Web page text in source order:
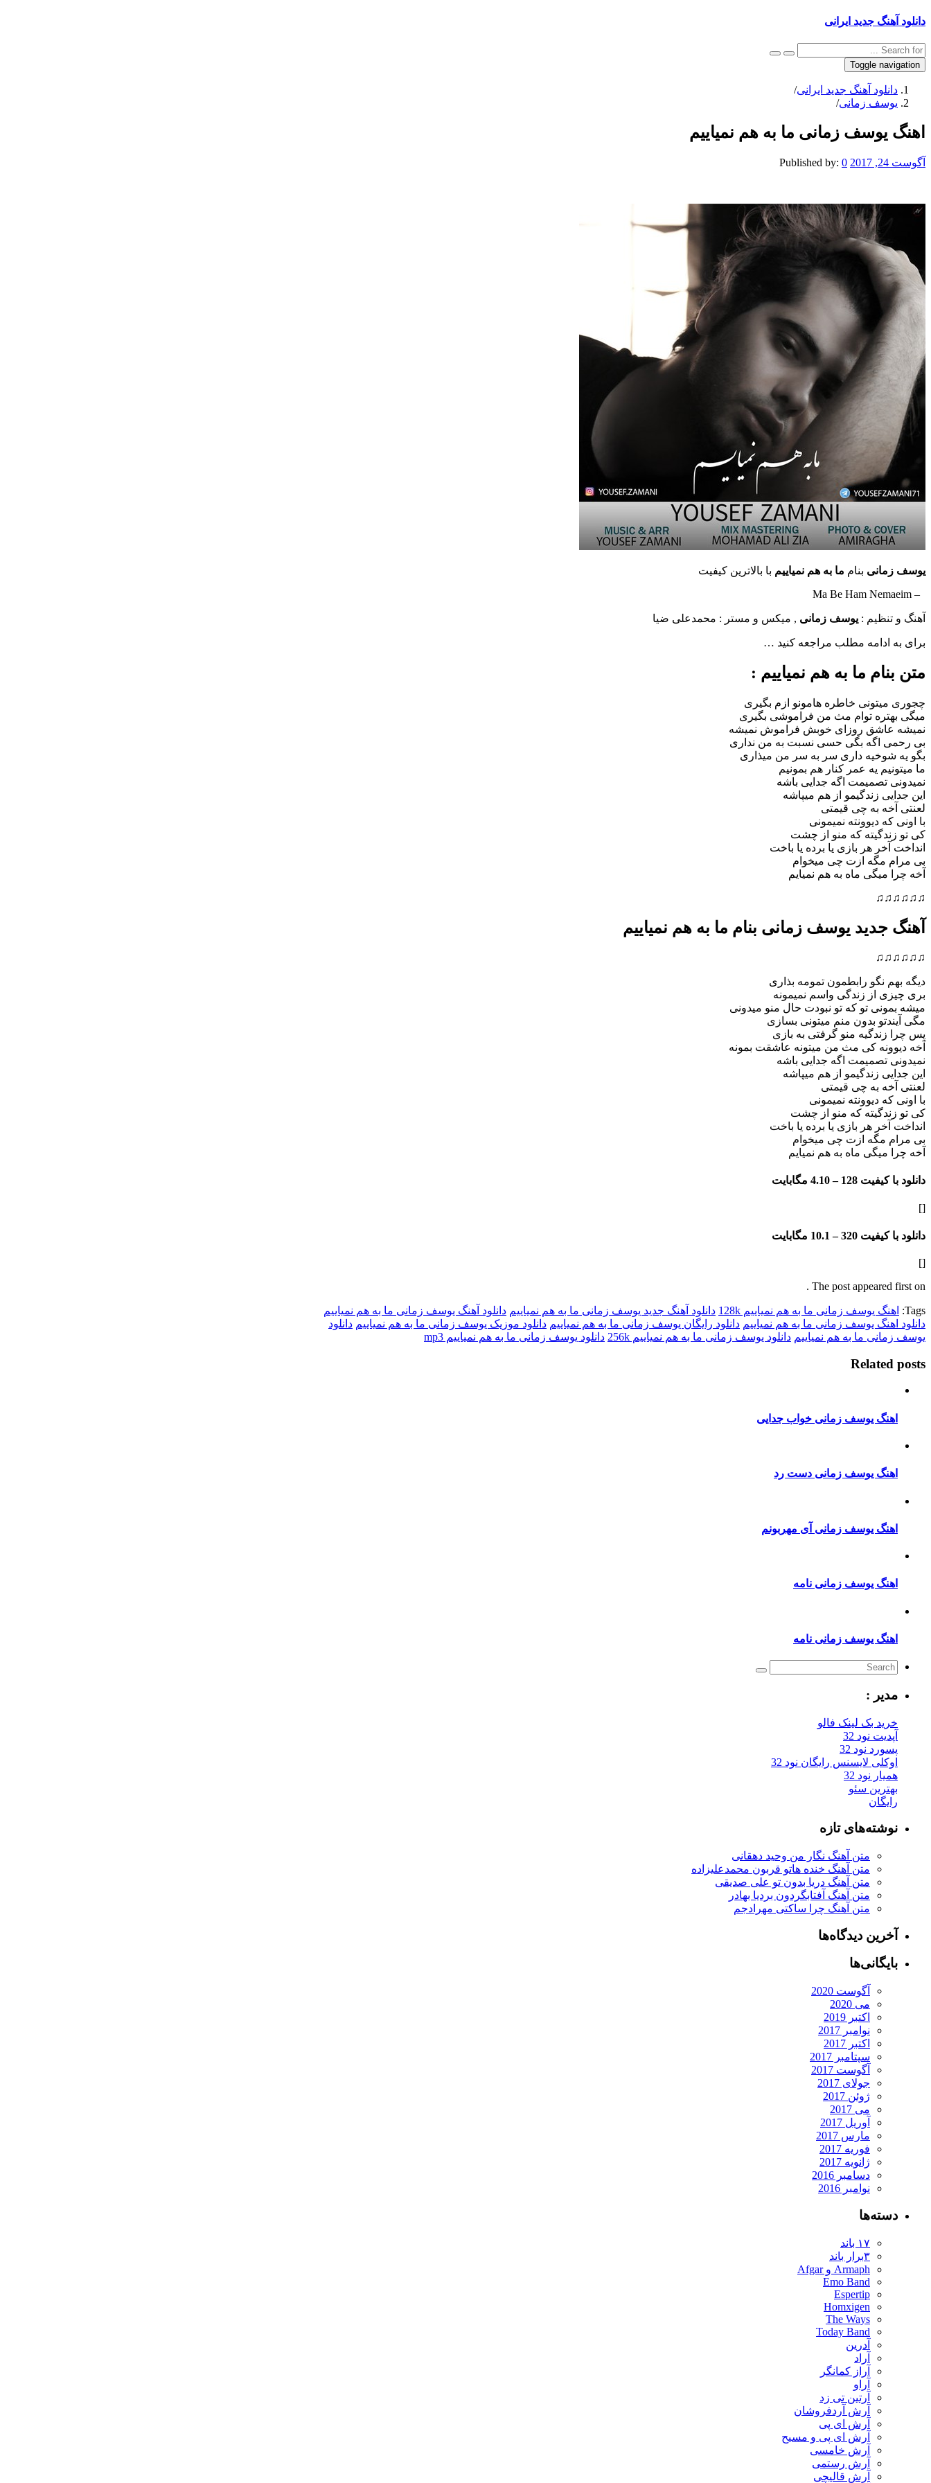
دانلود آهنگ جدید ایرانی
Toggle navigation
دانلود آهنگ جدید ایرانی/
یوسف زمانی/
اهنگ یوسف زمانی ما به هم نمیاییم
آگوست 24, 2017 Published by: 0
یوسف زمانی بنام ما به هم نمیاییم با بالاترین کیفیت
– Ma Be Ham Nemaeim
آهنگ و تنظیم : یوسف زمانی , میکس و مستر : محمدعلی ضیا
برای به ادامه مطلب مراجعه کنید …
متن بنام ما به هم نمیاییم :
چجوری میتونی خاطره هامونو ازم بگیری
میگی بهتره توام مث من فراموشی بگیری
نمیشه عاشق روزای خوبش فراموش نمیشه
بی رحمی اگه بگی حسی نسبت به من نداری
بگو یه شوخیه داری سر به سر من میذاری
ما میتونیم یه عمر کنار هم بمونیم
نمیدونی تصمیمت اگه جدایی باشه
این جدایی زندگیمو از هم میپاشه
لعنتی آخه به چی قیمتی
با اونی که دیوونته نمیمونی
کی تو زندگیته که منو از چشت
انداخت آخر هر بازی یا برده یا باخت
بی مرام مگه ازت چی میخوام
آخه چرا میگی ماه به هم نمیایم
♫♫♫♫♫♫
آهنگ جدید یوسف زمانی بنام ما به هم نمیاییم
♫♫♫♫♫♫
دیگه بهم نگو رابطمون تمومه بذاری
بری چیزی از زندگی واسم نمیمونه
میشه بمونی تو که تو نبودت حال منو میدونی
مگی آیندتو بدون منم میتونی بسازی
پس چرا زندگیه منو گرفتی به بازی
آخه دیوونه کی مث من میتونه عاشقت بمونه
نمیدونی تصمیمت اگه جدایی باشه
این جدایی زندگیمو از هم میپاشه
لعنتی آخه به چی قیمتی
با اونی که دیوونته نمیمونی
کی تو زندگیته که منو از چشت
انداخت آخر هر بازی یا برده یا باخت
بی مرام مگه ازت چی میخوام
آخه چرا میگی ماه به هم نمیایم
دانلود با کیفیت 128 – 4.10 مگابایت
[]
دانلود با کیفیت 320 – 10.1 مگابایت
[]
The post appeared first on .
Tags: اهنگ یوسف زمانی ما به هم نمیاییم 128k دانلود آهنگ جدید یوسف زمانی ما به هم نمیاییم دانلود آهنگ یوسف زمانی ما به هم نمیاییم
دانلود اهنگ یوسف زمانی ما به هم نمیاییم دانلود رایگان یوسف زمانی ما به هم نمیاییم دانلود موزیک یوسف زمانی ما به هم نمیاییم دانلود
یوسف زمانی ما به هم نمیاییم دانلود یوسف زمانی ما به هم نمیاییم 256k دانلود یوسف زمانی ما به هم نمیاییم mp3
Related posts
اهنگ یوسف زمانی خواب جدایی
اهنگ یوسف زمانی دست رد
اهنگ یوسف زمانی آی مهربونم
اهنگ یوسف زمانی نامه
اهنگ یوسف زمانی نامه
مدیر :
خرید بک لینک فالو
آپدیت نود 32
پسورد نود 32
اوکلی لایسنس رایگان نود 32
همیار نود 32
بهترین سئو
رایگان
نوشته‌های تازه
متن آهنگ نگار من وحید دهقانی
متن آهنگ خنده هاتو قربون محمدعلیزاده
متن آهنگ دریا بدون تو علی صدیقی
متن آهنگ آفتابگردون بردیا بهادر
متن آهنگ چرا ساکتی مهرادجم
آخرین دیدگاه‌ها
بایگانی‌ها
آگوست 2020
می 2020
اکتبر 2019
نوامبر 2017
اکتبر 2017
سپتامبر 2017
آگوست 2017
جولای 2017
ژوئن 2017
می 2017
آوریل 2017
مارس 2017
فوریه 2017
ژانویه 2017
دسامبر 2016
نوامبر 2016
دسته‌ها
۱۷ باند
۳برار باند
Armaph و Afgar
Emo Band
Espertip
Homxigen
The Ways
Today Band
آدرین
آراد
آراز کمانگر
آراو
آرتین تی زد
آرش آردفروشان
آرش ای پی
آرش ای پی و مسیح
آرش خامسی
آرش رستمی
آرش قالیچی